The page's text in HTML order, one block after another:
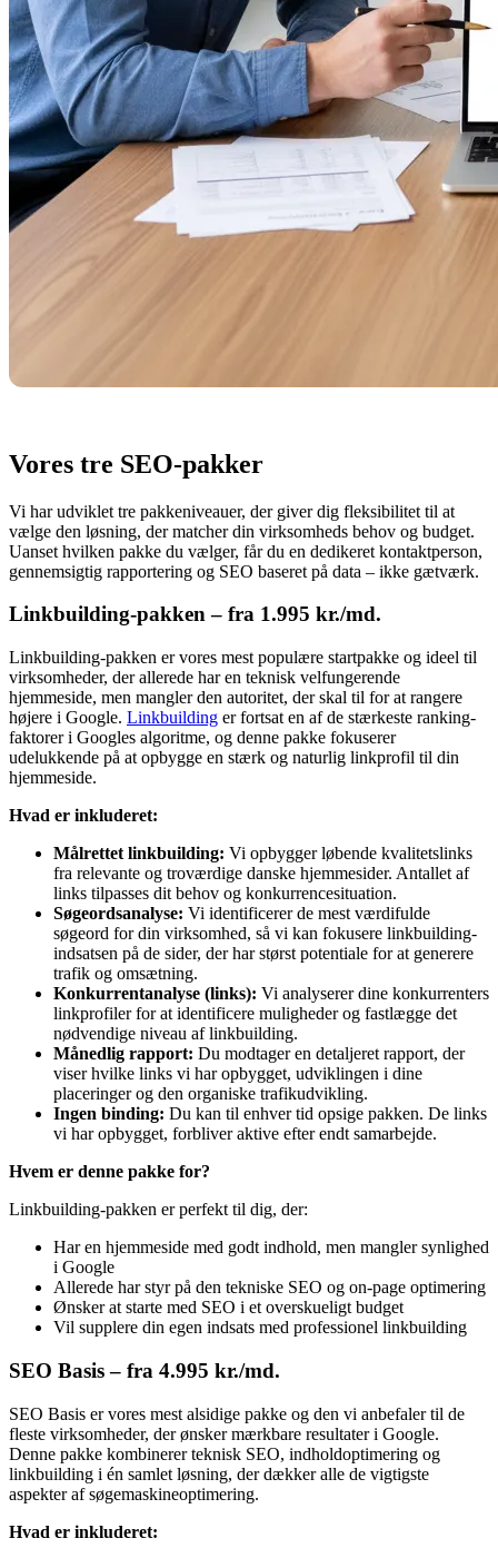
Vores tre SEO-pakker
Vi har udviklet tre pakkeniveauer, der giver dig fleksibilitet til at
vælge den løsning, der matcher din virksomheds behov og budget.
Uanset hvilken pakke du vælger, får du en dedikeret kontaktperson,
gennemsigtig rapportering og SEO baseret på data – ikke gætværk.
Linkbuilding-pakken – fra 1.995 kr./md.
Linkbuilding-pakken er vores mest populære startpakke og ideel til
virksomheder, der allerede har en teknisk velfungerende
hjemmeside, men mangler den autoritet, der skal til for at rangere
højere i Google. Linkbuilding er fortsat en af de stærkeste ranking-
faktorer i Googles algoritme, og denne pakke fokuserer
udelukkende på at opbygge en stærk og naturlig linkprofil til din
hjemmeside.
Hvad er inkluderet:
Målrettet linkbuilding: Vi opbygger løbende kvalitetslinks
fra relevante og troværdige danske hjemmesider. Antallet af
links tilpasses dit behov og konkurrencesituation.
Søgeordsanalyse: Vi identificerer de mest værdifulde
søgeord for din virksomhed, så vi kan fokusere linkbuilding-
indsatsen på de sider, der har størst potentiale for at generere
trafik og omsætning.
Konkurrentanalyse (links): Vi analyserer dine konkurrenters
linkprofiler for at identificere muligheder og fastlægge det
nødvendige niveau af linkbuilding.
Månedlig rapport: Du modtager en detaljeret rapport, der
viser hvilke links vi har opbygget, udviklingen i dine
placeringer og den organiske trafikudvikling.
Ingen binding: Du kan til enhver tid opsige pakken. De links
vi har opbygget, forbliver aktive efter endt samarbejde.
Hvem er denne pakke for?
Linkbuilding-pakken er perfekt til dig, der:
Har en hjemmeside med godt indhold, men mangler synlighed
i Google
Allerede har styr på den tekniske SEO og on-page optimering
Ønsker at starte med SEO i et overskueligt budget
Vil supplere din egen indsats med professionel linkbuilding
SEO Basis – fra 4.995 kr./md.
SEO Basis er vores mest alsidige pakke og den vi anbefaler til de
fleste virksomheder, der ønsker mærkbare resultater i Google.
Denne pakke kombinerer teknisk SEO, indholdoptimering og
linkbuilding i én samlet løsning, der dækker alle de vigtigste
aspekter af søgemaskineoptimering.
Hvad er inkluderet: